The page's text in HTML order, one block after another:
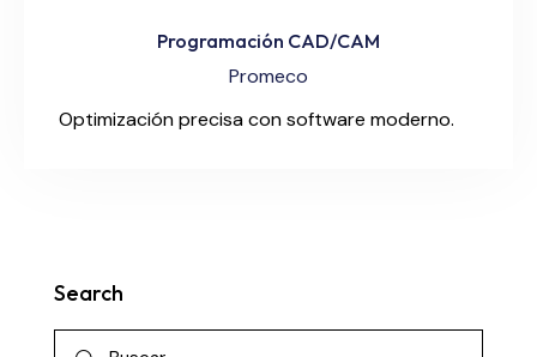
Programación CAD/CAM
Promeco
Optimización precisa con software moderno.
Search